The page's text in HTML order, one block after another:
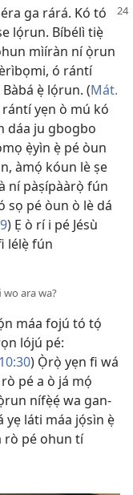
ga rárá. Kó tó
lọ́run. Bíbélì tiẹ̀
mìíràn ní ọ̀run
ó rántí
ẹ̀ lọ́run. (Mát.
yẹn ò mú kó
dáa ju gbogbo
ẹ̀yìn ẹ̀ pé òun
àmọ́ kóun lè ṣe
ní pàṣípààrọ̀ fún
sọ pé òun ò lè dá
) Ẹ ò rí i pé Jésù
lélẹ̀ fún
wo ara wa?
máa fojú tó tọ́
lójú pé:
) Ọ̀rọ̀ yẹn fi wá
pé a ò já mọ́
nífẹ̀ẹ́ wa gan-
yẹ láti máa jọ́sìn ẹ̀
rò pé ohun tí